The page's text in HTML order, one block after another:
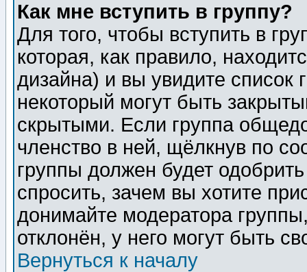
Как мне вступить в группу?
Для того, чтобы вступить в
которая, как правило,
дизайна) и вы увидите список
некоторый могут быть
скрытыми. Если группа
членство в ней, щёлкнув по
группы должен будет
спросить, зачем вы хотите
донимайте модератора
отклонён, у него могут быть
Вернуться к началу